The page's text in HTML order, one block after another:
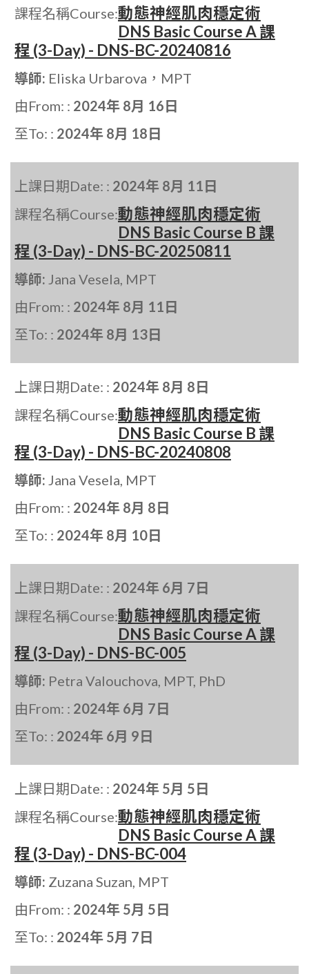
課程名稱Course:動態神經肌肉穩定術
DNS Basic Course A 課
程 (3-Day) - DNS-BC-20240816
導師: Eliska Urbarova，MPT
由From: : 2024年 8月 16日
至To: : 2024年 8月 18日
上課日期Date: : 2024年 8月 11日
課程名稱Course:動態神經肌肉穩定術
DNS Basic Course B 課
程 (3-Day) - DNS-BC-20250811
導師: Jana Vesela, MPT
由From: : 2024年 8月 11日
至To: : 2024年 8月 13日
上課日期Date: : 2024年 8月 8日
課程名稱Course:動態神經肌肉穩定術
DNS Basic Course B 課
程 (3-Day) - DNS-BC-20240808
導師: Jana Vesela, MPT
由From: : 2024年 8月 8日
至To: : 2024年 8月 10日
上課日期Date: : 2024年 6月 7日
課程名稱Course:動態神經肌肉穩定術
DNS Basic Course A 課
程 (3-Day) - DNS-BC-005
導師: Petra Valouchova, MPT, PhD
由From: : 2024年 6月 7日
至To: : 2024年 6月 9日
上課日期Date: : 2024年 5月 5日
課程名稱Course:動態神經肌肉穩定術
DNS Basic Course A 課
程 (3-Day) - DNS-BC-004
導師: Zuzana Suzan, MPT
由From: : 2024年 5月 5日
至To: : 2024年 5月 7日